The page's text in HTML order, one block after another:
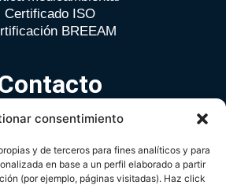
consentimiento
y de terceros para fines analíticos y para
en base a un perfil elaborado a partir
(por ejemplo, páginas visitadas). Haz click
Certificado ISO
BREEAM
26 B · Pozuelo de Alarcón · Madrid
(+34) 91 709 33 98